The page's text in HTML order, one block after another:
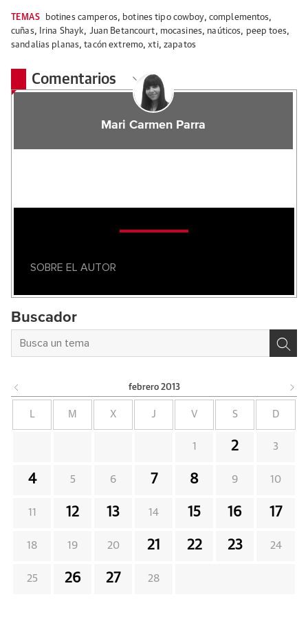
TEMAS botines camperos, botines tipo cowboy, complementos,
cuñas, Irina Shayk, Juan Betancourt, mocasines, naúticos, peep toes,
sandalias planas,tacón extremo,xti, zapatos
Comentarios
Mari Carmen Parra
SOBRE EL AUTOR
Buscador
febrero 2013
M X J V S D
1 2 3
4 5 6 7 8 9 10
11 12 13 14 15 16 17
18 19 20 21 22 23 24
25 26 27 28